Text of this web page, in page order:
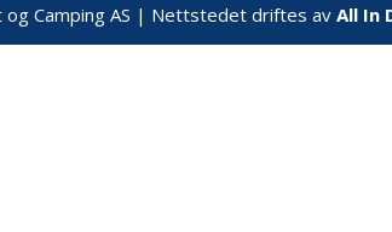
og Camping AS | Nettstedet driftes avAll In